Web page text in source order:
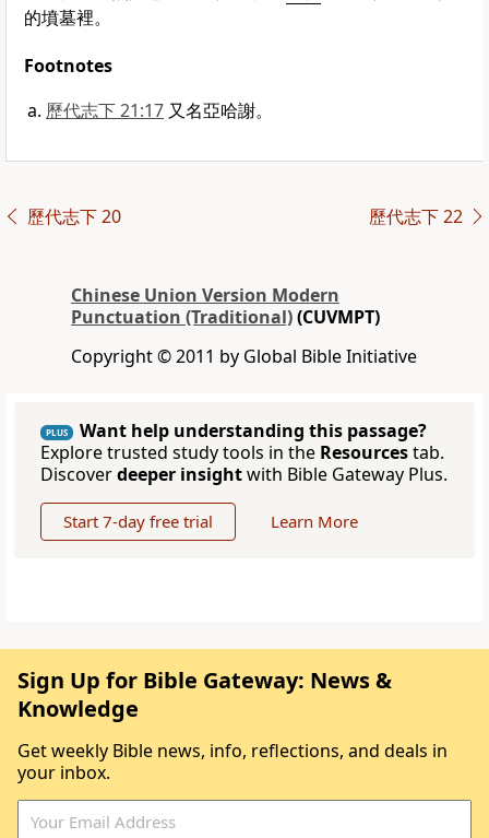
的墳墓裡。
Footnotes
歷代志下 21:17 又名亞哈謝。
歷代志下 20 歷代志下 22
Chinese Union Version Modern
Punctuation (Traditional)(CUVMPT)
Copyright © 2011 by Global Bible Initiative
PLUS
Want help understanding this passage?
Explore trusted study tools in the Resourcestab.
Discoverdeeper insightwith Bible Gateway Plus.
Start 7-day free trial Learn More
Sign Up for Bible Gateway: News &
Knowledge
Get weekly Bible news, info, reflections, and deals in
your inbox.